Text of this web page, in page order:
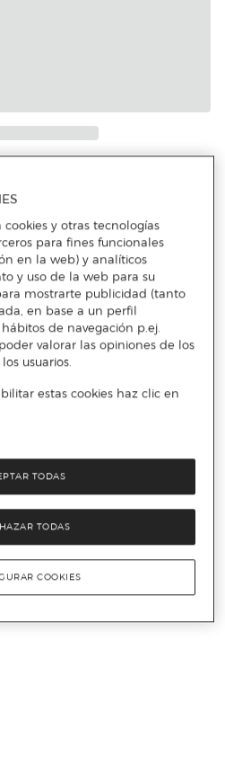
cookies y otras tecnologías
para fines funcionales
en la web) y analíticos
y uso de la web para su
mostrarte publicidad (tanto
en base a un perfil
de navegación p.ej.
valorar las opiniones de los
usuarios.
estas cookies haz clic en
TODAS
TODAS
COOKIES